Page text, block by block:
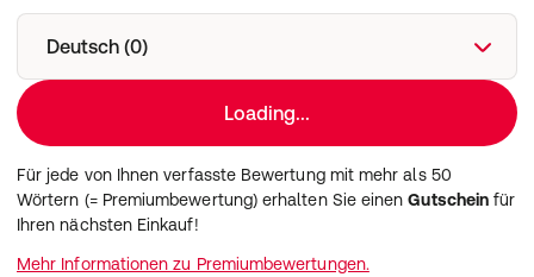
Deutsch (0)
Loading...
Für jede von Ihnen verfasste Bewertung mit mehr als 50
Wörtern (= Premiumbewertung) erhalten Sie einenGutschein für
Ihren nächsten Einkauf!
Mehr Informationen zu Premiumbewertungen.